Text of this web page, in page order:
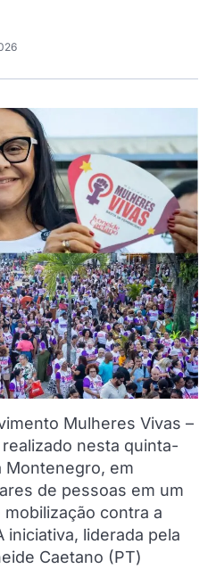
Mulheres Vivas –
realizado nesta quinta-
Montenegro, em
de pessoas em um
contra a
iniciativa, liderada pela
Caetano (PT)